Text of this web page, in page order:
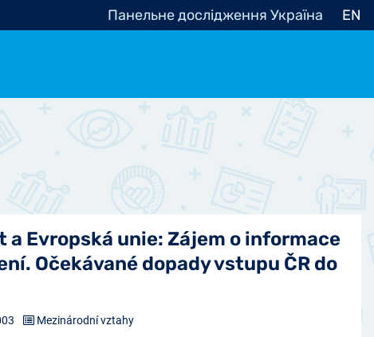
Панельне дослідження Україна EN
a Evropská unie: Zájem o informace
Očekávané dopady vstupu ČR do
Mezinárodní vztahy